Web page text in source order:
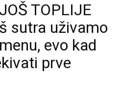
TOPLIJE
sutra uživamo
evo kad
prve